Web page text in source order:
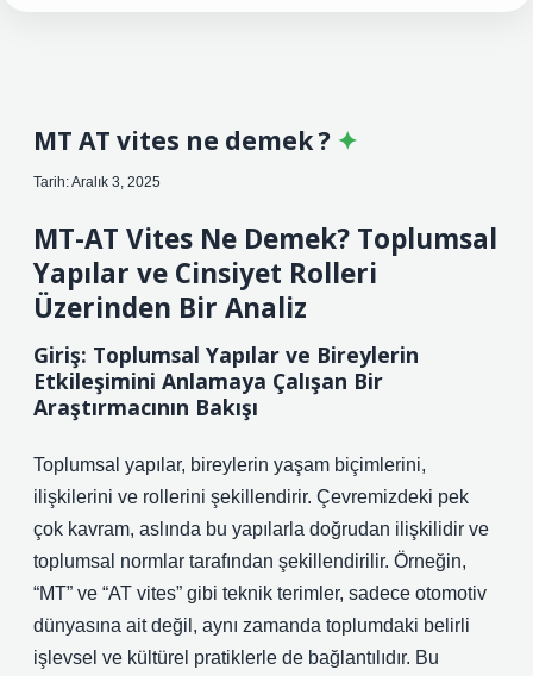
MT AT vites ne demek ?
Tarih: Aralık 3, 2025
MT-AT Vites Ne Demek? Toplumsal
Yapılar ve Cinsiyet Rolleri
Üzerinden Bir Analiz
Giriş: Toplumsal Yapılar ve Bireylerin
Etkileşimini Anlamaya Çalışan Bir
Araştırmacının Bakışı
Toplumsal yapılar, bireylerin yaşam biçimlerini,
ilişkilerini ve rollerini şekillendirir. Çevremizdeki pek
çok kavram, aslında bu yapılarla doğrudan ilişkilidir ve
toplumsal normlar tarafından şekillendirilir. Örneğin,
“MT” ve “AT vites” gibi teknik terimler, sadece otomotiv
dünyasına ait değil, aynı zamanda toplumdaki belirli
işlevsel ve kültürel pratiklerle de bağlantılıdır. Bu